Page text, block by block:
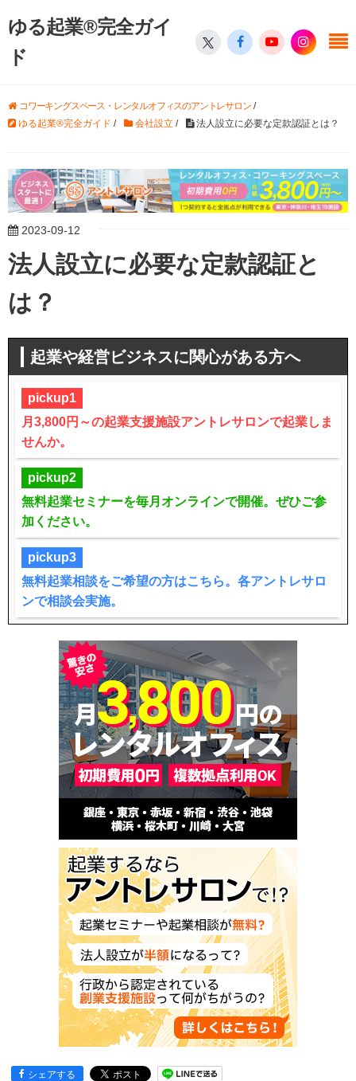
ゆる起業®完全ガイ
ド
コワーキングスペース・レンタルオフィスのアントレサロン/
ゆる起業®完全ガイド / 会社設立 / 法人設立に必要な定款認証とは？
2023-09-12
法人設立に必要な定款認証と
は？
起業や経営ビジネスに関心がある方へ
pickup1
月3,800円～の起業支援施設アントレサロンで起業しま
せんか。
pickup2
無料起業セミナーを毎月オンラインで開催。ぜひご参
加ください。
pickup3
無料起業相談をご希望の方はこちら。各アントレサロ
ンで相談会実施。
シェアする